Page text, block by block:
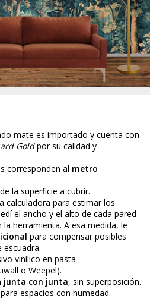
mate es importado y cuenta con
Goldpor su calidad y
corresponden al metro
la superficie a cubrir.
calculadora para estimar los
el ancho y el alto de cada pared
herramienta. A esa medida, le
para compensar posibles
escuadra.
vinílico en pasta
o Weepel).
junta con junta, sin superposición.
espacios con humedad.